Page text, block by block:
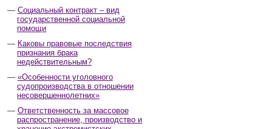
Социальный контракт – вид
государственной социальной
помощи
Каковы правовые последствия
признания брака
недействительным?
«Особенности уголовного
судопроизводства в отношении
несовершеннолетних»
Ответственность за массовое
распространение, производство и